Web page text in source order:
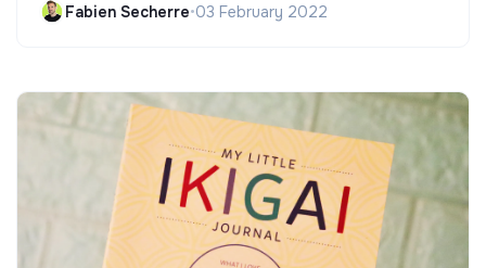
Fabien Secherre•03 February 2022